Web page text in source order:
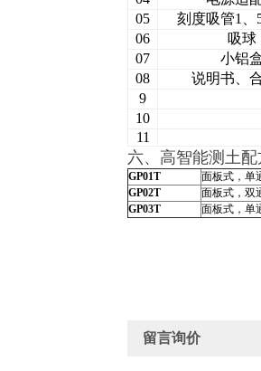
05
刻度吸管1、
06
吸球
07
小铝
08
说明书、
9
10
11
六、高智能测土
GP01T
面板式，单
GP02T
面板式，双
GP03T
面板式，单
留言询价